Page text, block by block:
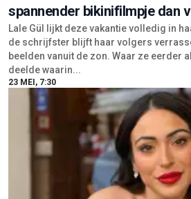
spannender bikinifilmpje dan
Lale Gül lijkt deze vakantie volledig in
de schrijfster blijft haar volgers
beelden vanuit de zon. Waar ze eerder
deelde waarin...
23 MEI, 7:30